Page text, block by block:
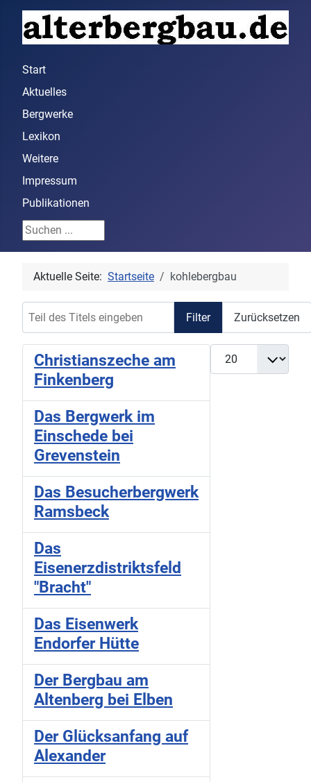
Start
Aktuelles
Bergwerke
Lexikon
Weitere
Impressum
Publikationen
Suchen ...
Aktuelle Seite: Startseite kohlebergbau
Filter Zurücksetzen
Anzeige #
Christianszeche am
Finkenberg
Das Bergwerk im
Einschede bei
Grevenstein
Das Besucherbergwerk
Ramsbeck
Das
Eisenerzdistriktsfeld
"Bracht"
Das Eisenwerk
Endorfer Hütte
Der Bergbau am
Altenberg bei Elben
Der Glücksanfang auf
Alexander